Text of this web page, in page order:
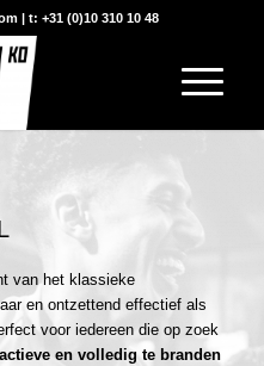
| t: +31 (0)10 310 10 48
van het klassieke
en ontzettend effectief als
voor iedereen die op zoek
en volledig te branden